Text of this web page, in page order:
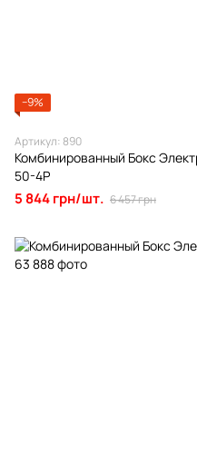
−9%
Артикул: 890
Комбинированный Бокс
50-4Р
5 844 грн/шт. 6 457 грн